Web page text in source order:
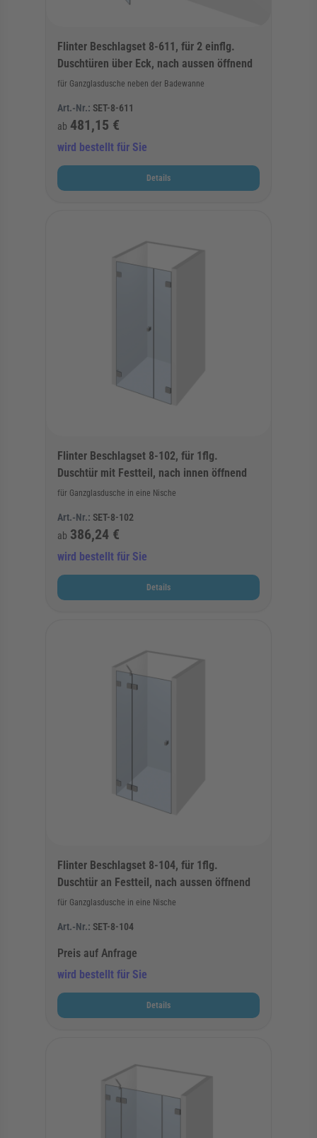
Flinter Beschlagset 8-611, für 2 einflg.
Duschtüren über Eck, nach aussen öffnend
für Ganzglasdusche neben der Badewanne
Art.-Nr.: SET-8-611
ab 481,15 €
wird bestellt für Sie
Details
Flinter Beschlagset 8-102, für 1flg.
Duschtür mit Festteil, nach innen öffnend
für Ganzglasdusche in eine Nische
Art.-Nr.: SET-8-102
ab 386,24 €
wird bestellt für Sie
Details
Flinter Beschlagset 8-104, für 1flg.
Duschtür an Festteil, nach aussen öffnend
für Ganzglasdusche in eine Nische
Art.-Nr.: SET-8-104
Preis auf Anfrage
wird bestellt für Sie
Details